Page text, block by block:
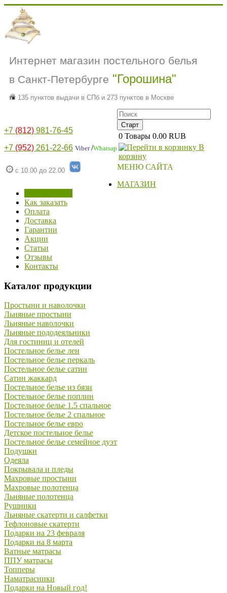
Интернет магазин постельного белья
в Санкт-Петербурге "Горошина"
135 пунктов выдачи в СПб и 273 пунктов в Москве
+7 (812) 981-76-45
+7 (952) 261-22-66 Viber/Whatsap
с 10.00 до 22.00
0 Товары 0.00 RUB
В
корзину
МЕНЮ САЙТА
МАГАЗИН
Как заказать
Оплата
Доставка
Гарантии
Акции
Статьи
Отзывы
Контакты
Каталог продукции
Простыни и наволочки
Льняные простыни
Льняные наволочки
Льняные пододеяльники
Для гостиниц и отелей
Постельное белье лен
Постельное белье перкаль
Постельное белье сатин
Сатин жаккард
Постельное белье из бязи
Постельное белье поплин
Постельное белье 1.5 спальное
Постельное белье 2 спальное
Постельное белье евро
Детское постельное белье
Постельное белье семейное дуэт
Подушки
Одеяла
Покрывала и пледы
Махровые простыни
Махровые полотенца
Льняные полотенца
Рушники
Льняные скатерти и салфетки
Тефлоновые скатерти
Подарки на 23 февраля
Подарки на 8 марта
Ватные матрасы
ППУ матрасы
Топперы
Наматрасники
Подарки на Новый год!